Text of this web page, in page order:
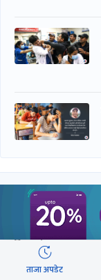
ताजा अपडेट
समाचार
समाज
विचार/ब्लग
साहित्य